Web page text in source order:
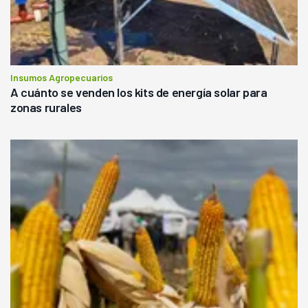
Insumos Agropecuarios
A cuánto se venden los kits de energía solar para
zonas rurales